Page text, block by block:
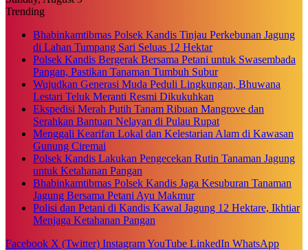
Trending
Bhabinkamtibmas Polsek Kandis Tinjau Perkebunan Jagung
di Lahan Tumpang Sari Seluas 12 Hektar
Polsek Kandis Bergerak Bersama Petani untuk Swasembada
Pangan, Pastikan Tanaman Tumbuh Subur
Wujudkan Generasi Muda Peduli Lingkungan, Bhuwana
Lestari Teluk Meranti Resmi Dikukuhkan
Ekspedisi Merah Putih Tanam Ribuan Mangrove dan
Serahkan Bantuan Nelayan di Pulau Rupat
Menggali Kearifan Lokal dan Kelestarian Alam di Kawasan
Gunung Ciremai
Polsek Kandis Lakukan Pengecekan Rutin Tanaman Jagung
untuk Ketahanan Pangan
Bhabinkamtibmas Polsek Kandis Jaga Kesuburan Tanaman
Jagung Bersama Petani Ayu Makmur
Polisi dan Petani di Kandis Kawal Jagung 12 Hektare, Ikhtiar
Menjaga Ketahanan Pangan
Facebook X (Twitter) InstagramYouTube LinkedIn WhatsApp